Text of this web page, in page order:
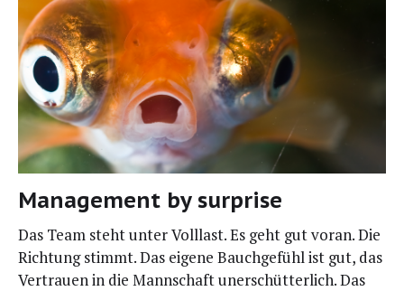
Management by surprise
Das Team steht unter Voll­last. Es geht gut vor­an. Die
Rich­tung stimmt. Das eige­ne Bauch­ge­fühl ist gut, das
Ver­trau­en in die Mann­schaft uner­schüt­ter­lich. Das